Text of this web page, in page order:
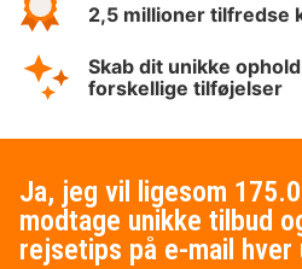
2,5 millioner tilfredse
Skab dit unikke
forskellige tilføjelser
Ja, jeg vil ligesom
modtage unikke tilbud
rejsetips på e-mail hver